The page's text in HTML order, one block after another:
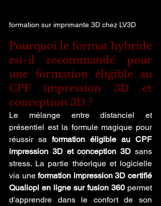
formation sur imprimante 3D chez LV3D
Pourquoi le format hybride
est-il recommandé pour
une formation éligible au
CPF impression 3D et
conception 3D ?
Le mélange entre distanciel et
présentiel est la formule magique pour
réussir sa formation éligible au CPF
impression 3D et conception 3D sans
stress. La partie théorique et logicielle
via une formation impression 3D certifié
Qualiopi en ligne sur fusion 360 permet
d'apprendre dans le confort de son